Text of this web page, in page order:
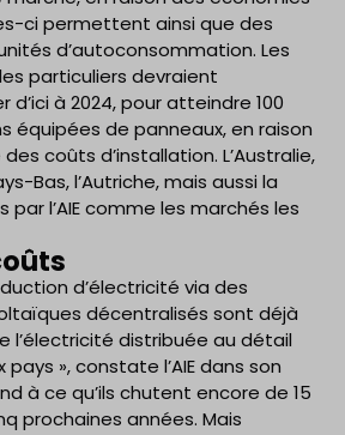
ci permettent ainsi que des
d’autoconsommation. Les
particuliers devraient
d’ici à 2024, pour atteindre 100
équipées de panneaux, en raison
coûts d’installation. L’Australie,
Bas, l’Autriche, mais aussi la
l’AIE comme les marchés les
d’électricité via des
décentralisés sont déjà
l’électricité distribuée au détail
», constate l’AIE dans son
à ce qu’ils chutent encore de 15
prochaines années. Mais